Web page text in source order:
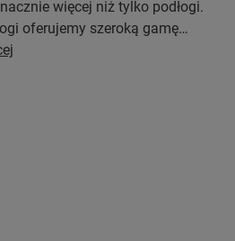
więcej niż tylko podłogi.
oferujemy szeroką gamę
z podkładami, profilami
podłogi.